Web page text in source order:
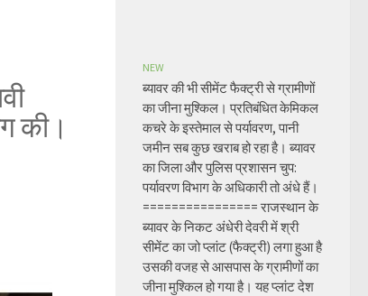
की।
NEW
ब्यावर की भी सीमेंट फैक्ट्री से ग्रामीणों
का जीना मुश्किल। प्रतिबंधित केमिकल
कचरे के इस्तेमाल से पर्यावरण, पानी
जमीन सब कुछ खराब हो रहा है। ब्यावर
का जिला और पुलिस प्रशासन चुप:
पर्यावरण विभाग के अधिकारी तो अंधे हैं।
================ राजस्थान के
ब्यावर के निकट अंधेरी देवरी में श्री
सीमेंट का जो प्लांट (फैक्ट्री) लगा हुआ है
उसकी वजह से आसपास के ग्रामीणों का
जीना मुश्किल हो गया है। यह प्लांट देश